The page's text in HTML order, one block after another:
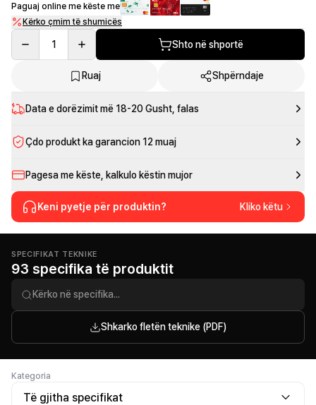
Paguaj online me këste me
Kërko çmim të shumicës
1 Shto në shportë
Ruaj Shpërndaje
Data e dorëzimit më 18-20 Gusht , falas
Çdo produkt ka garancion 12 muaj
Pagesa me këste, kalkulo këstin mujor
Keni pyetje për produktin? Kliko këtu
SPECIFIKAT TEKNIKE
93 specifika të produktit
Shkarko fletën teknike (PDF)
Kategoria
Të gjitha specifikat